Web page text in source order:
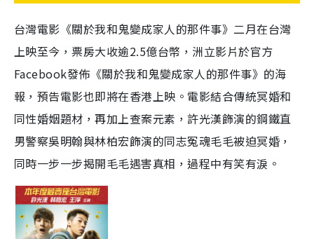
台灣電影《關於我和鬼變成家人的那件事》二月在台灣
上映至今，票房大收逾2.5億台幣，洲立影片於官方
Facebook發佈《關於我和鬼變成家人的那件事》的海
報，預告電影也即將在香港上映。電影結合傳統冥婚和
同性婚姻題材，再加上查案元素，許光漢飾演的鋼鐵直
男警察吳明翰與林柏宏飾演的同志冤魂毛毛被迫冥婚，
同時一步一步揭開毛毛遇害真相，過程中有笑有淚。